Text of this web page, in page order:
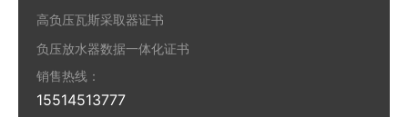
高负压瓦斯采取器证书
负压放水器数据一体化证书
销售热线：
15514513777